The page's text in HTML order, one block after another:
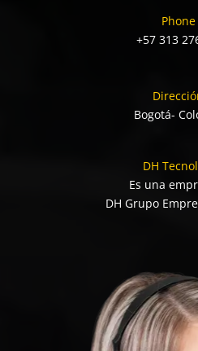
Phone
+57 313
Bogotá-
DH
Es una
DH Grupo